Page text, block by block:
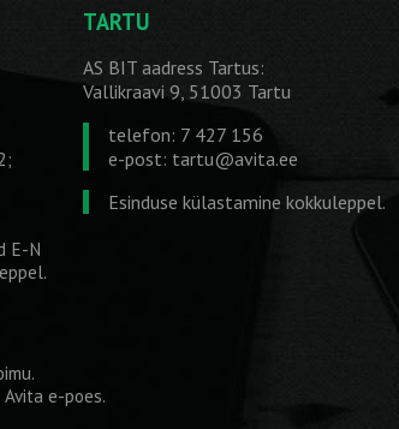
E-N
TARTU
AS BIT aadress Tartus:
Vallikraavi 9, 51003 Tartu
telefon: 7 427 156
e-post: tartu@avita.ee
Esinduse külastamine kokkuleppel.
Avita e-poes.